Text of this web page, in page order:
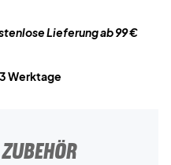
Lieferung ab 99 €
Werktage